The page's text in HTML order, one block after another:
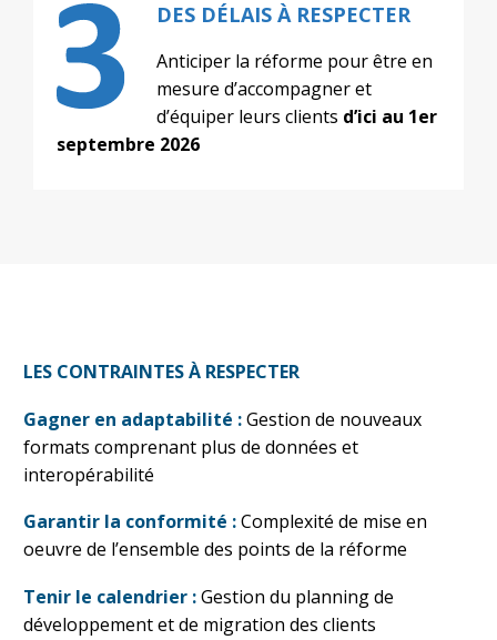
DES DÉLAIS À RESPECTER
Anticiper la réforme pour être en
mesure d’accompagner et
d’équiper leurs clients d’ici au 1er
septembre 2026
LES CONTRAINTES À RESPECTER
Gagner en adaptabilité :Gestion de nouveaux
formats comprenant plus de données et
interopérabilité
Garantir la conformité :Complexité de mise en
oeuvre de l’ensemble des points de la réforme
Tenir le calendrier :Gestion du planning de
développement et de migration des clients